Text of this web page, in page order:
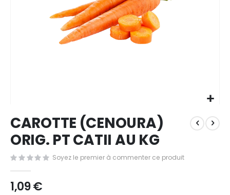
au
début
de
la
Galerie
d’images
CAROTTE (CENOURA)
ORIG. PT CATII AU KG
Soyez le premier à commenter ce produit
1,09 €